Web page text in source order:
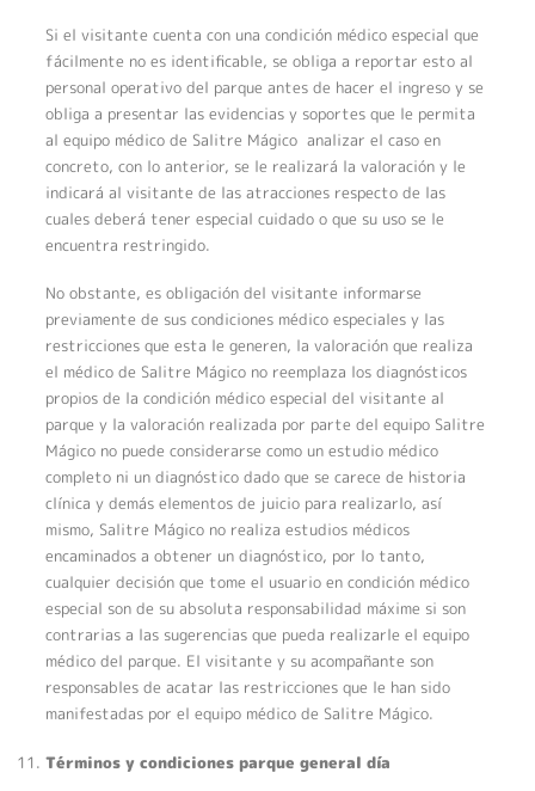
Si el visitante cuenta con una condición médico especial que
fácilmente no es identificable, se obliga a reportar esto al
personal operativo del parque antes de hacer el ingreso y se
obliga a presentar las evidencias y soportes que le permita
al equipo médico de Salitre Mágico analizar el caso en
concreto, con lo anterior, se le realizará la valoración y le
indicará al visitante de las atracciones respecto de las
cuales deberá tener especial cuidado o que su uso se le
encuentra restringido.
No obstante, es obligación del visitante informarse
previamente de sus condiciones médico especiales y las
restricciones que esta le generen, la valoración que realiza
el médico de Salitre Mágico no reemplaza los diagnósticos
propios de la condición médico especial del visitante al
parque y la valoración realizada por parte del equipo Salitre
Mágico no puede considerarse como un estudio médico
completo ni un diagnóstico dado que se carece de historia
clínica y demás elementos de juicio para realizarlo, así
mismo, Salitre Mágico no realiza estudios médicos
encaminados a obtener un diagnóstico, por lo tanto,
cualquier decisión que tome el usuario en condición médico
especial son de su absoluta responsabilidad máxime si son
contrarias a las sugerencias que pueda realizarle el equipo
médico del parque. El visitante y su acompañante son
responsables de acatar las restricciones que le han sido
manifestadas por el equipo médico de Salitre Mágico.
Términos y condiciones parque general día